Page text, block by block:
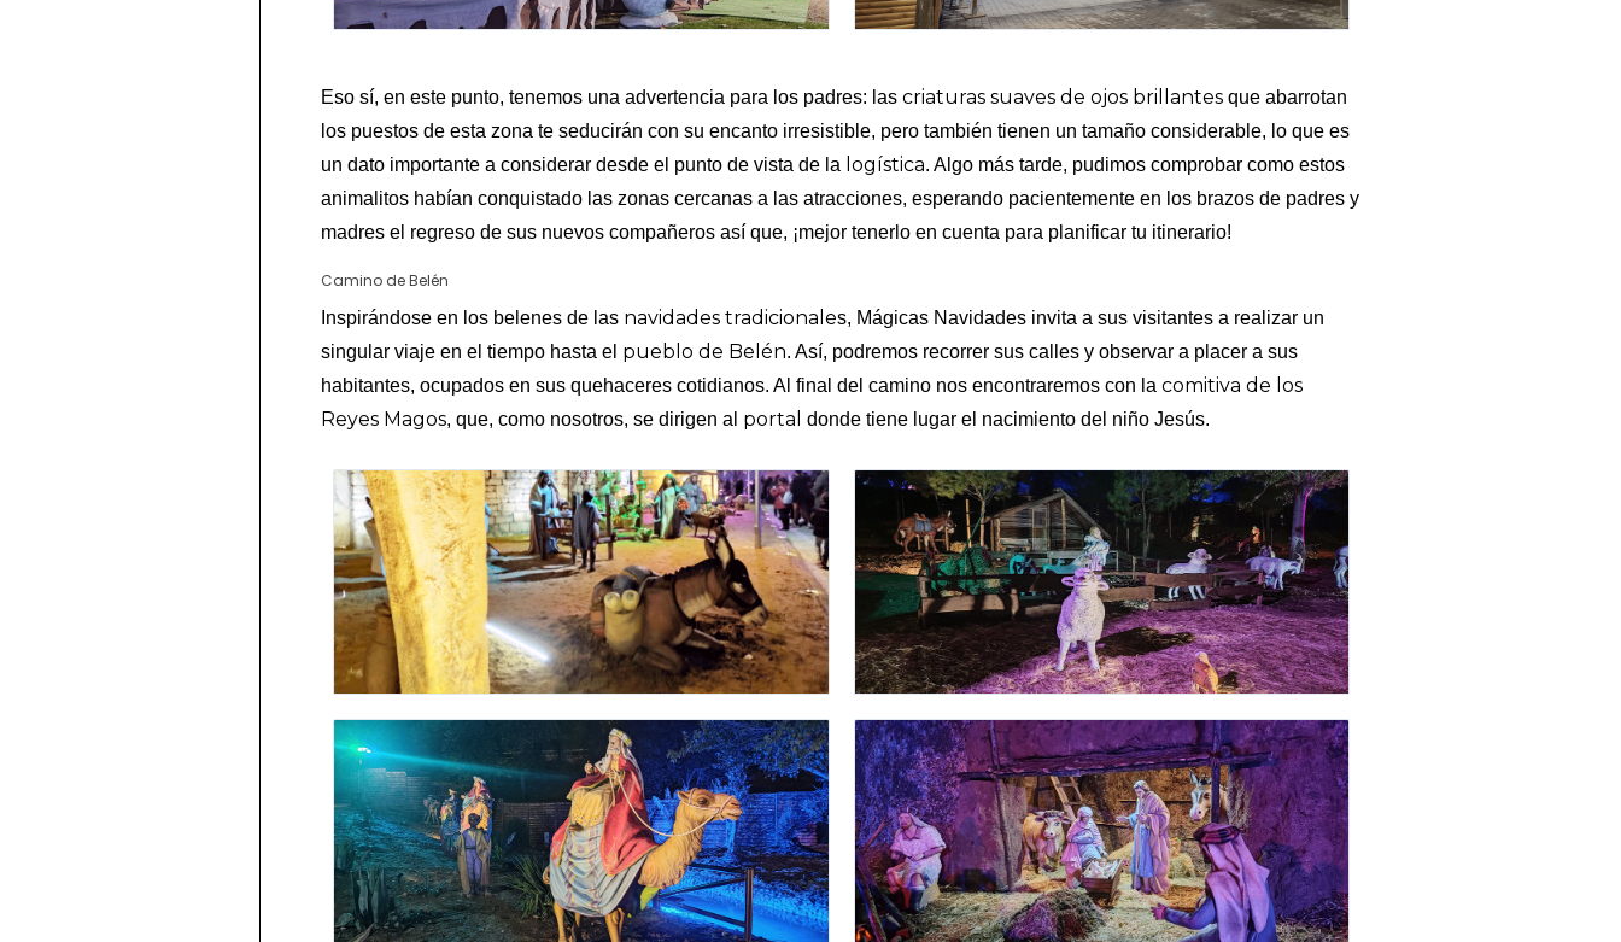
Eso sí, en este punto, tenemos una advertencia para los padres: lascriaturas suaves de ojos brillantes que abarrotan
los puestos de esta zona te seducirán con su encanto irresistible, pero también tienen un tamaño considerable, lo que es
un dato importante a considerar desde el punto de vista de la logística. Algo más tarde, pudimos comprobar como estos
animalitos habían conquistado las zonas cercanas a las atracciones, esperando pacientemente en los brazos de padres y
madres el regreso de sus nuevos compañeros así que, ¡mejor tenerlo en cuenta para planificar tu itinerario!
Camino de Belén
Inspirándose en los belenes de las navidades tradicionales, Mágicas Navidades invita a sus visitantes a realizar un
singular viaje en el tiempo hasta el pueblo de Belén. Así, podremos recorrer sus calles y observar a placer a sus
habitantes, ocupados en sus quehaceres cotidianos. Al final del camino nos encontraremos con lacomitiva de los
Reyes Magos, que, como nosotros, se dirigen al portal donde tiene lugar el nacimiento del niño Jesús.